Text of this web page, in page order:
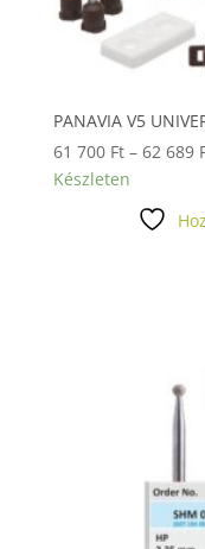
PANAVIA V5
61 700 Ft – 62 689
Készleten